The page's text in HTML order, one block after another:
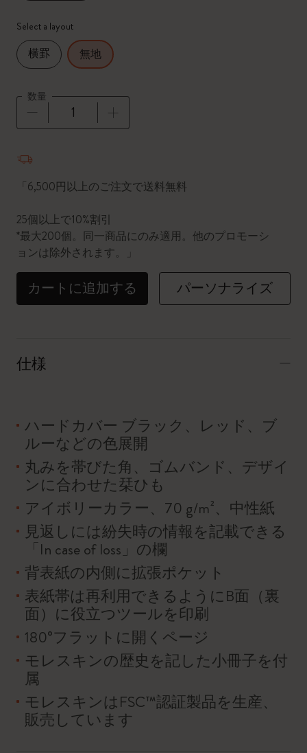
Select a layout
横罫 無地
数量
「6,500円以上のご注文で送料無料
25個以上で10%割引
*最大200個。同一商品にのみ適用。他のプロモーシ
ョンは除外されます。」
カートに追加する パーソナライズ
仕様
ハードカバー ブラック、レッド、ブ
ルーなどの色展開
丸みを帯びた角、ゴムバンド、デザイ
ンに合わせた栞ひも
アイボリーカラー、70 g/m²、中性紙
見返しには紛失時の情報を記載できる
「In case of loss」の欄
背表紙の内側に拡張ポケット
表紙帯は再利用できるようにB面（裏
面）に役立つツールを印刷
180°フラットに開くページ
モレスキンの歴史を記した小冊子を付
属
モレスキンはFSC™認証製品を生産、
販売しています